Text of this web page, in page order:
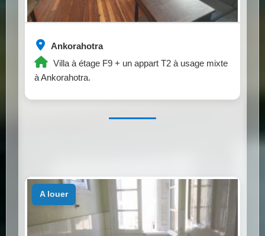
Ankorahotra
Villa à étage F9 + un appart T2 à usage mixte
à Ankorahotra.
a louer